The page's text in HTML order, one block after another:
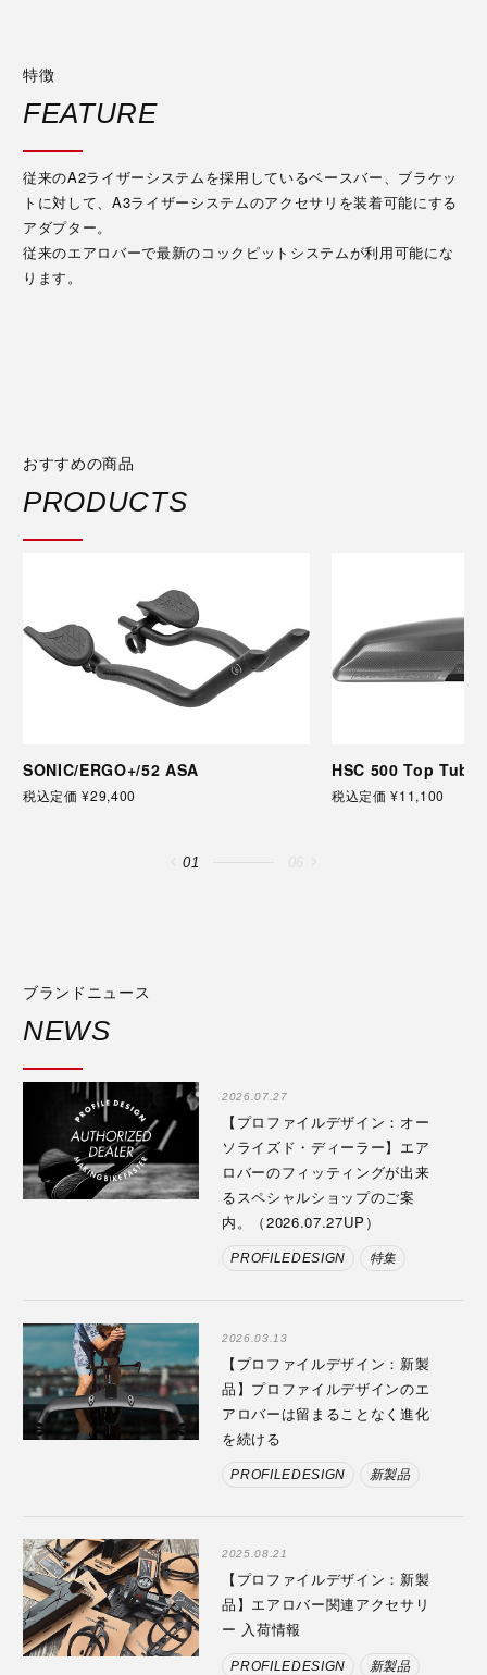
特徴
FEATURE
従来のA2ライザーシステムを採用しているベースバー、ブラケッ
トに対して、A3ライザーシステムのアクセサリを装着可能にする
アダプター。
従来のエアロバーで最新のコックピットシステムが利用可能にな
ります。
おすすめの商品
PRODUCTS
SONIC/ERGO+/52 ASA
税込定価 ¥29,400
HSC 500 Top Tube
税込定価 ¥11,100
01
ブランドニュース
NEWS
2026.07.27
【プロファイルデザイン：オー
ソライズド・ディーラー】エア
ロバーのフィッティングが出来
るスペシャルショップのご案
内。（2026.07.27UP）
PROFILEDESIGN 特集
2026.03.13
【プロファイルデザイン：新製
品】プロファイルデザインのエ
アロバーは留まることなく進化
を続ける
PROFILEDESIGN 新製品
2025.08.21
【プロファイルデザイン：新製
品】エアロバー関連アクセサリ
ー 入荷情報
PROFILEDESIGN 新製品